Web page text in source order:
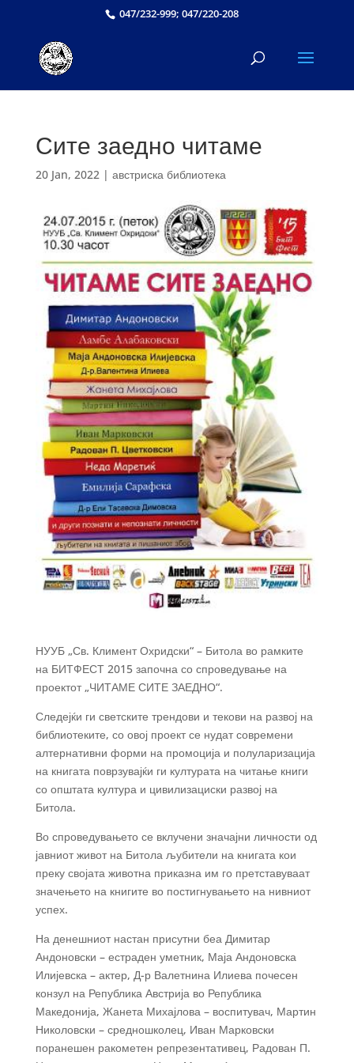
047/232-999; 047/220-208
Сите заедно читаме
20 Jan, 2022| австриска библиотека
НУУБ „Св. Климент Охридски“ – Битола во рамките
на БИТФЕСТ 2015 започна со спроведување на
проектот „ЧИТАМЕ СИТЕ ЗАЕДНО“.
Следејќи ги светските трендови и текови на развој на
библиотеките, со овој проект се нудат современи
алтернативни форми на промоција и полуларизација
на книгата поврзувајќи ги културата на читање книги
со општата култура и цивилизациски развој на
Битола.
Во спроведувањето се вклучени значајни личности од
јавниот живот на Битола љубители на книгата кои
преку својата животна приказна им го претставуваат
значењето на книгите во постигнувањето на нивниот
успех.
На денешниот настан присутни беа Димитар
Андоновски – естраден уметник, Маја Андоновска
Илијевска – актер, Д-р Валетнина Илиева почесен
конзул на Република Австрија во Република
Македонија, Жанета Михајлова – воспитувач, Мартин
Николовски – средношколец, Иван Марковски
поранешен ракометен репрезентативец, Радован П.